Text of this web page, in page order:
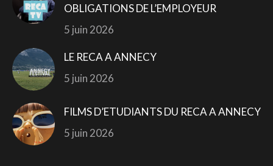
OBLIGATIONS DE L’EMPLOYEUR
5 juin 2026
LE RECA A ANNECY
5 juin 2026
FILMS D’ETUDIANTS DU RECA A ANNECY
5 juin 2026